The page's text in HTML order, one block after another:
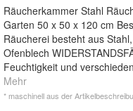
Räucherkammer Stahl
Garten 50 x 50 x 120 cm
Räucherei besteht aus
Ofenblech
Feuchtigkeit und
Mehr
* maschinell aus der